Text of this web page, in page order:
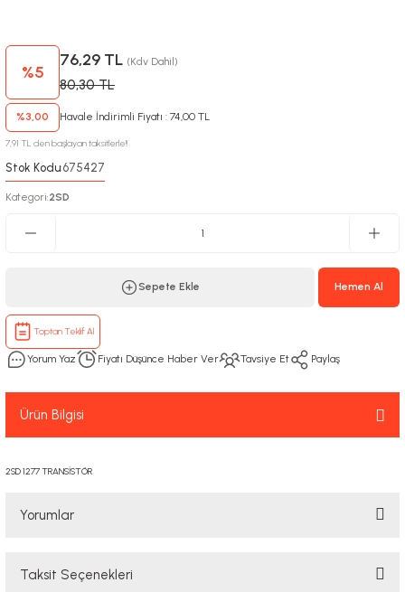
%5
76,29 TL (Kdv Dahil)
80,30 TL
%3,00 Havale İndirimli Fiyatı : 74,00 TL
7,91 TL den başlayan taksitlerle!!
Stok Kodu:675427
Kategori:2SD
Sepete Ekle Hemen Al
Toptan Teklif Al
Yorum Yaz Fiyatı Düşünce Haber Ver Tavsiye Et Paylaş
Ürün Bilgisi
2SD 1277 TRANSİSTÖR
Yorumlar
Taksit Seçenekleri